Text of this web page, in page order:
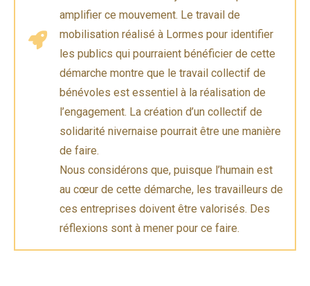
amplifier ce mouvement. Le travail de
mobilisation réalisé à Lormes pour identifier
les publics qui pourraient bénéficier de cette
démarche montre que le travail collectif de
bénévoles est essentiel à la réalisation de
l’engagement. La création d’un collectif de
solidarité nivernaise pourrait être une manière
de faire.
Nous considérons que, puisque l’humain est
au cœur de cette démarche, les travailleurs de
ces entreprises doivent être valorisés. Des
réflexions sont à mener pour ce faire.